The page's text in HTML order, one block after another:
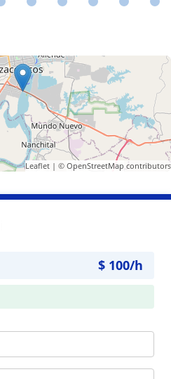
Leaflet| © OpenStreetMap contributors
$ 100/h